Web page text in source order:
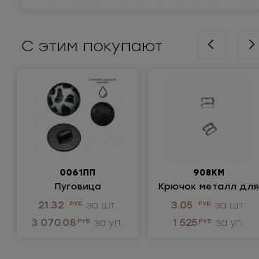
С этим покупают
0061ПП
Пуговица
пластиковая
21.32 РУБ за шт.
3 070.08 РУБ за уп.
908КМ
Крючок металл для
нижнего белья
3.05 РУБ за шт.
1 525 РУБ за уп.